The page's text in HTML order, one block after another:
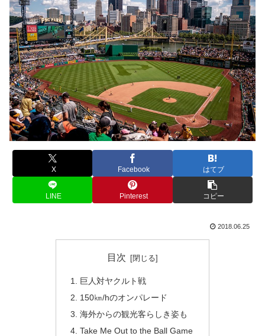
X Facebook はてブ
LINE Pinterest コピー
2018.06.25
目次
巨人対ヤクルト戦
150㎞/hのオンパレード
海外からの観光客らしき姿も
Take Me Out to the Ball Game